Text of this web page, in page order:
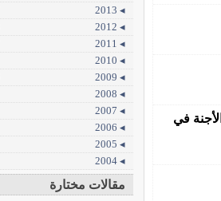
في
◂ 2013
◂ 2012
◂ 2011
◂ 2010
◂ 2009
◂ 2008
◂ 2007
◂ 2006
◂ 2005
◂ 2004
مقالات مختارة